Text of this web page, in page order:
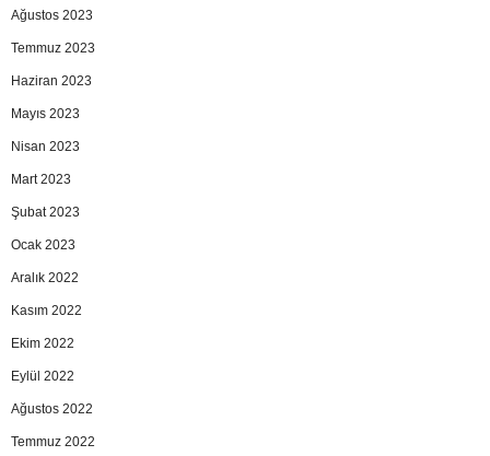
Ağustos 2023
Temmuz 2023
Haziran 2023
Mayıs 2023
Nisan 2023
Mart 2023
Şubat 2023
Ocak 2023
Aralık 2022
Kasım 2022
Ekim 2022
Eylül 2022
Ağustos 2022
Temmuz 2022